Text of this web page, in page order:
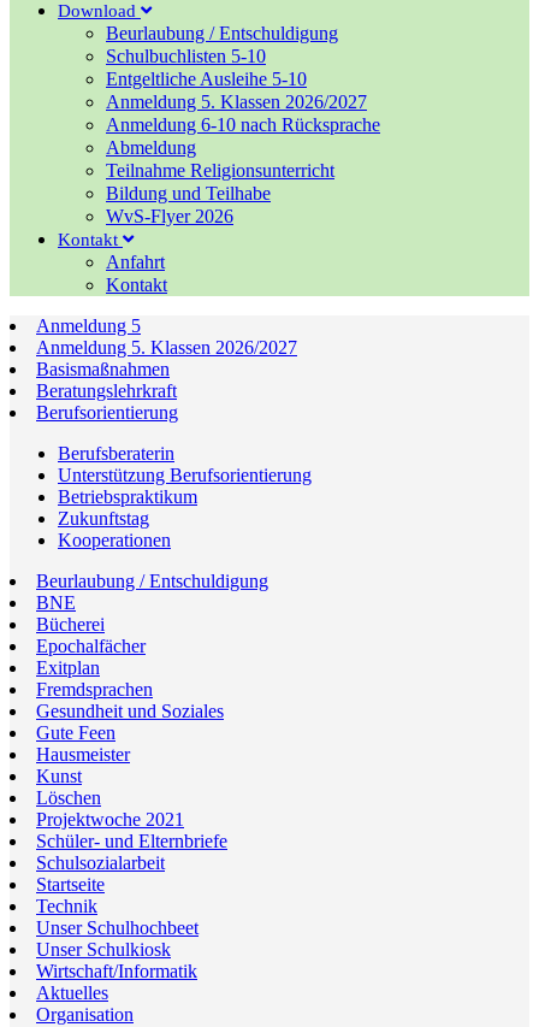
Download
Beurlaubung / Entschuldigung
Schulbuchlisten 5-10
Entgeltliche Ausleihe 5-10
Anmeldung 5. Klassen 2026/2027
Anmeldung 6-10 nach Rücksprache
Abmeldung
Teilnahme Religionsunterricht
Bildung und Teilhabe
WvS-Flyer 2026
Kontakt
Anfahrt
Kontakt
Anmeldung 5
Anmeldung 5. Klassen 2026/2027
Basismaßnahmen
Beratungslehrkraft
Berufsorientierung
Berufsberaterin
Unterstützung Berufsorientierung
Betriebspraktikum
Zukunftstag
Kooperationen
Beurlaubung / Entschuldigung
BNE
Bücherei
Epochalfächer
Exitplan
Fremdsprachen
Gesundheit und Soziales
Gute Feen
Hausmeister
Kunst
Löschen
Projektwoche 2021
Schüler- und Elternbriefe
Schulsozialarbeit
Startseite
Technik
Unser Schulhochbeet
Unser Schulkiosk
Wirtschaft/Informatik
Aktuelles
Organisation